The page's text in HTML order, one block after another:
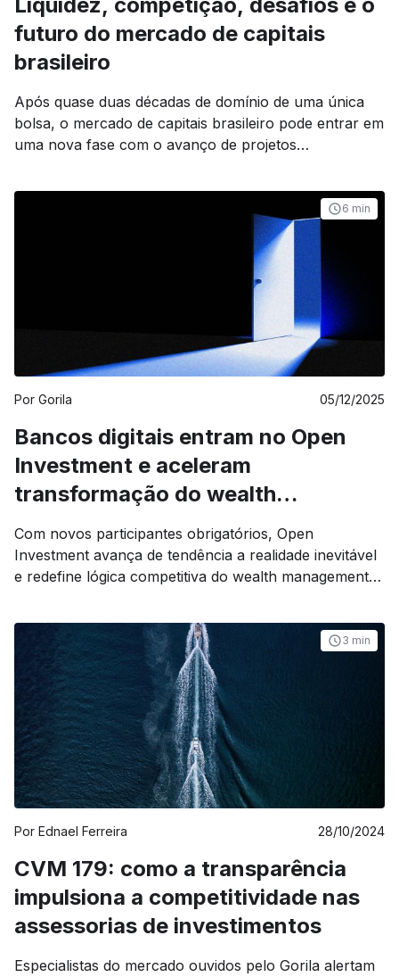
futuro do mercado de capitais
brasileiro
Após quase duas décadas de domínio de uma única
bolsa, o mercado de capitais brasileiro pode entrar em
uma nova fase com o avanço de projetos
competição em um setor historicamente concentrado;
mais do que uma questão regulatória, o debate passa
a ser estratégico, ao considerar como essa disputa
pode alterar custos, ampliar o acesso a produtos e
influenciar a dinâmica de liquidez no país.
6 min
Por Gorila 05/12/2025
Bancos digitais entram no Open
Investment e aceleram
transformação do wealth
management
Com novos participantes obrigatórios, Open
Investment avança de tendência a realidade inevitável
e redefine lógica competitiva do wealth management
3 min
Por Ednael Ferreira 28/10/2024
CVM 179: como a transparência
impulsiona a competitividade nas
assessorias de investimentos
Especialistas do mercado ouvidos pelo Gorila alertam